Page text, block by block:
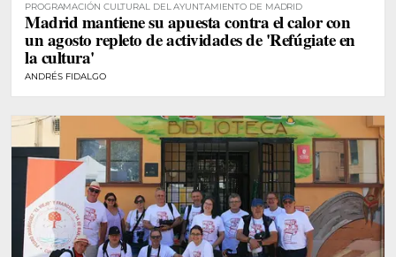
PROGRAMACIÓN CULTURAL DEL AYUNTAMIENTO DE MADRID
Madrid mantiene su apuesta contra el calor con
un agosto repleto de actividades de 'Refúgiate en
la cultura'
ANDRÉS FIDALGO